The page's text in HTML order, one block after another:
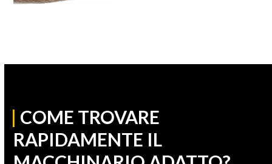
| COME TROVARE
RAPIDAMENTE IL